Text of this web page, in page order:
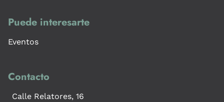
Puede interesarte
Eventos
Contacto
Calle Relatores, 16